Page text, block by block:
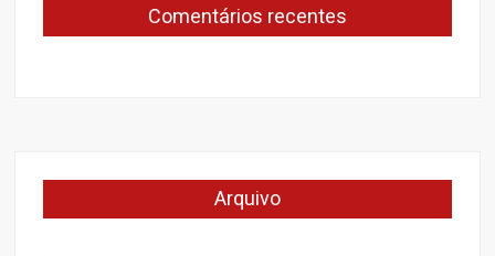
Comentários recentes
Arquivo